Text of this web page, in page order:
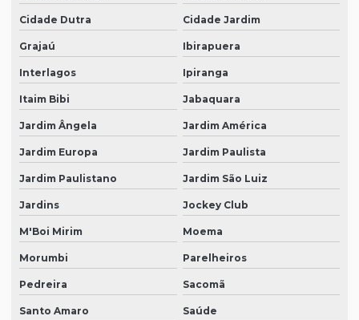
Cidade Dutra Cidade Jardim
Grajaú Ibirapuera
Interlagos Ipiranga
Itaim Bibi Jabaquara
Jardim Ângela Jardim América
Jardim Europa Jardim Paulista
Jardim Paulistano Jardim São Luiz
Jardins Jockey Club
M'Boi Mirim Moema
Morumbi Parelheiros
Pedreira Sacomã
Santo Amaro Saúde